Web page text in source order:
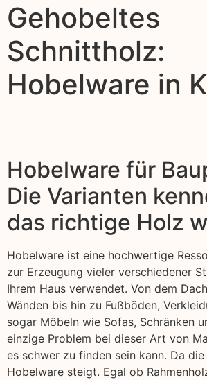
Gehobeltes
Schnittholz:
Hobelware in
Hobelware für
Die Varianten
das richtige Holz
Hobelware ist eine hochwertige
zur Erzeugung vieler verschiedener
Ihrem Haus verwendet. Von dem
Wänden bis hin zu Fußböden,
sogar Möbeln wie Sofas, Schränken
einzige Problem bei dieser Art von
es schwer zu finden sein kann. Da
Hobelware steigt. Egal ob